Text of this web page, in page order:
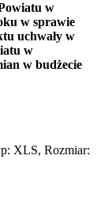
w
w sprawie
uchwały w
w
w budżecie
XLS, Rozmiar: